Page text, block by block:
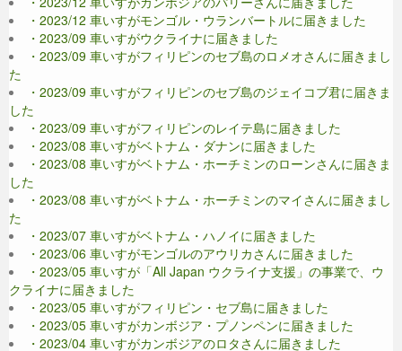
・2023/12 車いすがモンゴル・ウランバートルに届きました
・2023/09 車いすがウクライナに届きました
・2023/09 車いすがフィリピンのセブ島のロメオさんに届きまし
た
・2023/09 車いすがフィリピンのセブ島のジェイコブ君に届きま
した
・2023/09 車いすがフィリピンのレイテ島に届きました
・2023/08 車いすがベトナム・ダナンに届きました
・2023/08 車いすがベトナム・ホーチミンのローンさんに届きま
した
・2023/08 車いすがベトナム・ホーチミンのマイさんに届きまし
た
・2023/07 車いすがベトナム・ハノイに届きました
・2023/06 車いすがモンゴルのアウリカさんに届きました
・2023/05 車いすが「All Japan ウクライナ支援」の事業で、ウ
クライナに届きました
・2023/05 車いすがフィリピン・セブ島に届きました
・2023/05 車いすがカンボジア・プノンペンに届きました
・2023/04 車いすがカンボジアのロタさんに届きました